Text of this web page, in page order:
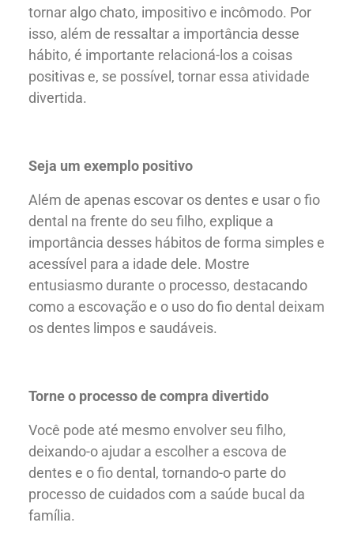
tornar algo chato, impositivo e incômodo. Por
isso, além de ressaltar a importância desse
hábito, é importante relacioná-los a coisas
positivas e, se possível, tornar essa atividade
divertida.
Seja um exemplo positivo
Além de apenas escovar os dentes e usar o fio
dental na frente do seu filho, explique a
importância desses hábitos de forma simples e
acessível para a idade dele. Mostre
entusiasmo durante o processo, destacando
como a escovação e o uso do fio dental deixam
os dentes limpos e saudáveis.
Torne o processo de compra divertido
Você pode até mesmo envolver seu filho,
deixando-o ajudar a escolher a escova de
dentes e o fio dental, tornando-o parte do
processo de cuidados com a saúde bucal da
família.